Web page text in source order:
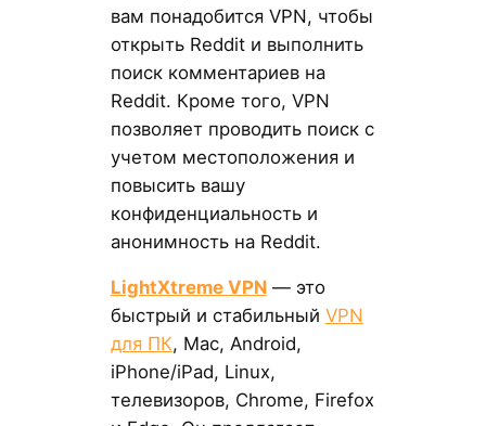
вам понадобится VPN, чтобы
открыть Reddit и выполнить
поиск комментариев на
Reddit. Кроме того, VPN
позволяет проводить поиск с
учетом местоположения и
повысить вашу
конфиденциальность и
анонимность на Reddit.
LightXtreme VPN— это
быстрый и стабильный VPN
для ПК, Mac, Android,
iPhone/iPad, Linux,
телевизоров, Chrome, Firefox